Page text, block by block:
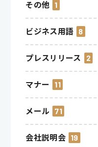
その他 1
ビジネス用語 8
プレスリリース 2
マナー 11
メール 71
会社説明会 19